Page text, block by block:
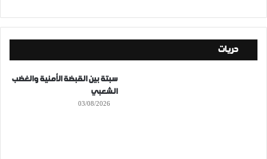
حريات
سبتة بين القبضة الأمنية والغضب
الشعبي
03/08/2026